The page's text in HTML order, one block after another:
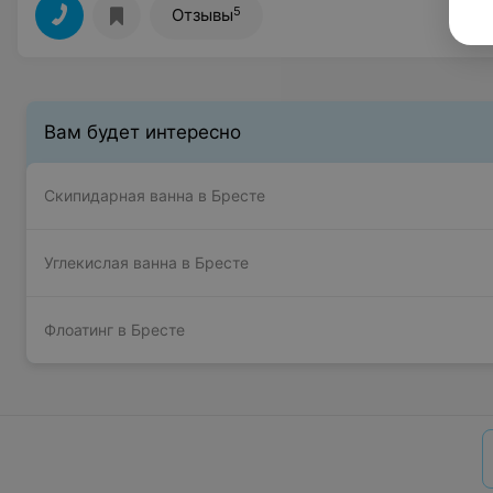
Отзывы5
Вам будет интересно
Скипидарная ванна в Бресте
Углекислая ванна в Бресте
Флоатинг в Бресте